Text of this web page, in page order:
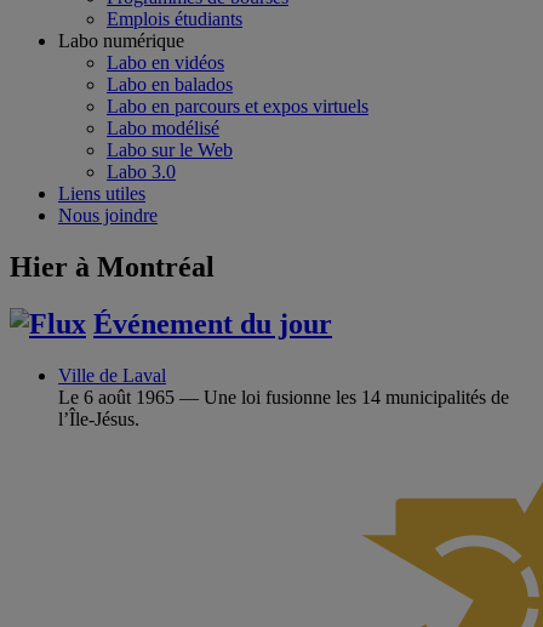
Emplois étudiants
Labo numérique
Labo en vidéos
Labo en balados
Labo en parcours et expos virtuels
Labo modélisé
Labo sur le Web
Labo 3.0
Liens utiles
Nous joindre
Hier à Montréal
Événement du jour
Ville de Laval
Le 6 août 1965 — Une loi fusionne les 14 municipalités de
l’Île-Jésus.